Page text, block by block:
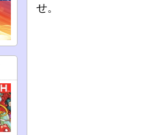
せ。